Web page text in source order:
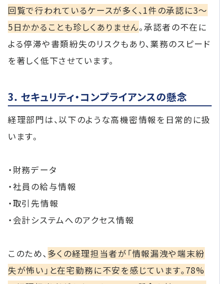
回覧で行われているケースが多く、1件の承認に3〜
5日かかることも珍しくありません。承認者の不在に
よる停滞や書類紛失のリスクもあり、業務のスピード
を著しく低下させています。
3. セキュリティ・コンプライアンスの懸念
経理部門は、以下のような高機密情報を日常的に扱
います。
・財務データ
・社員の給与情報
・取引先情報
・会計システムへのアクセス情報
このため、 多くの経理担当者が「情報漏洩や端末紛
失が怖い」と在宅勤務に不安を感じています。78%